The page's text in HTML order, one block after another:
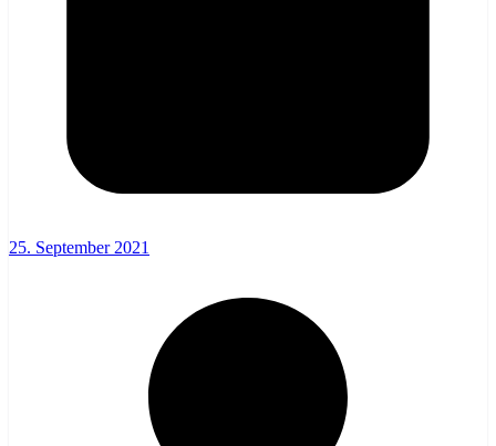
25. September 2021